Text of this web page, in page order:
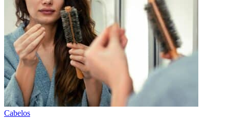
Cabelos